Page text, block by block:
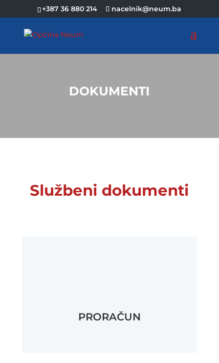
+387 36 880 214 nacelnik@neum.ba
DOKUMENTI
Službeni dokumenti
PRORAČUN